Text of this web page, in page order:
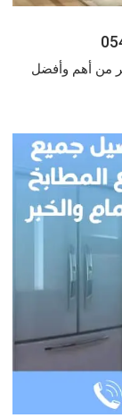
من أهم وأفضل